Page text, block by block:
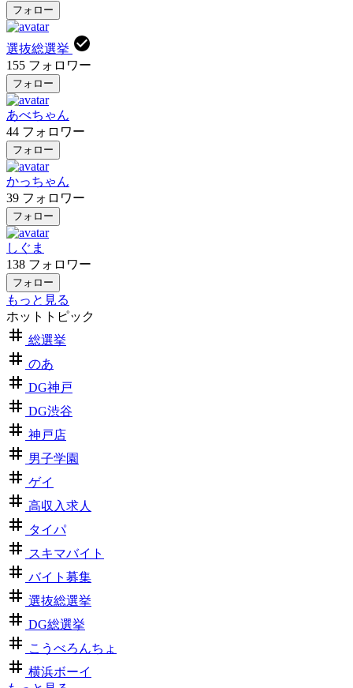
フォロー
選抜総選挙
155 フォロワー
フォロー
あべちゃん
44 フォロワー
フォロー
かっちゃん
39 フォロワー
フォロー
しぐま
138 フォロワー
フォロー
もっと見る
ホットトピック
総選挙
のあ
DG神戸
DG渋谷
神戸店
男子学園
ゲイ
高収入求人
タイパ
スキマバイト
バイト募集
選抜総選挙
DG総選挙
こうべろんちょ
横浜ボーイ